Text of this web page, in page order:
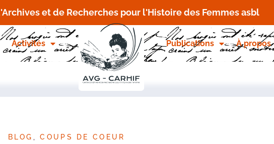
et de Recherches pour l'Histoire des Femmes asbl
Activités Publications À propos
BLOG ,COUPS DE COEUR